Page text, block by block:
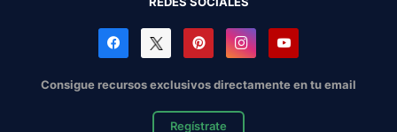
Consigue recursos exclusivos directamente en tu email
Regístrate